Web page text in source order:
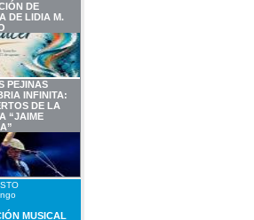
DE
DE LIDIA M.
PEJINAS
INFINITA:
DE LA
“JAIME
MUSICAL